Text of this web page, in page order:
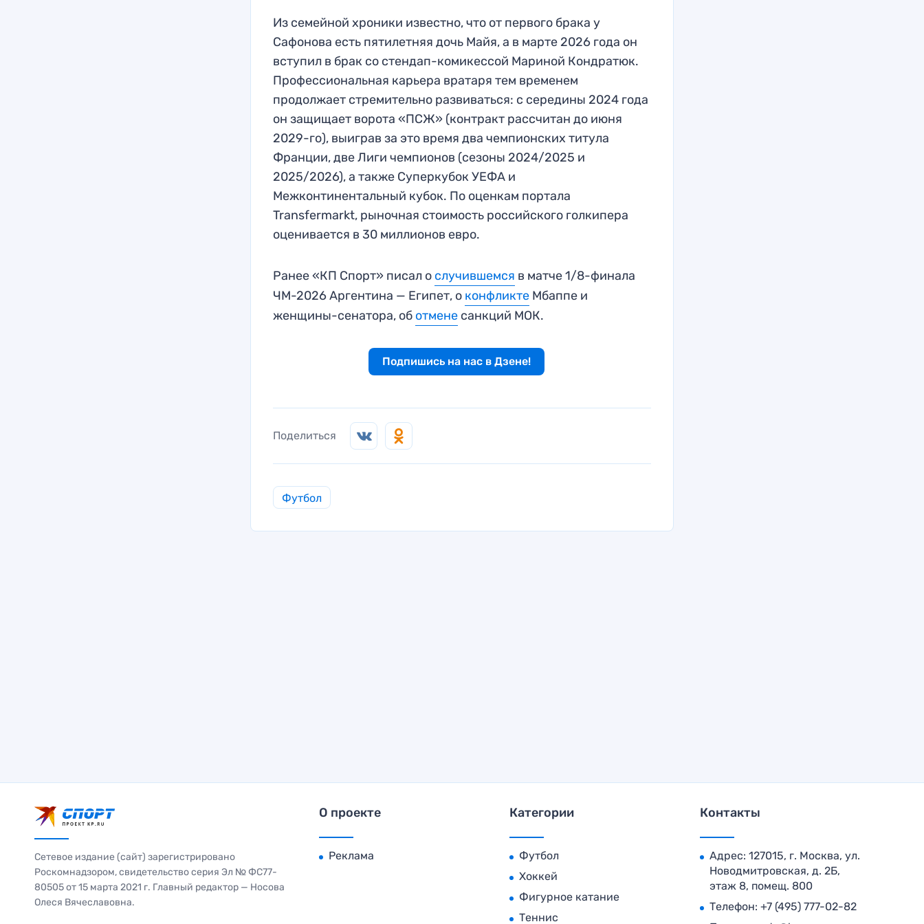
Из семейной хроники известно, что от первого брака у
Сафонова есть пятилетняя дочь Майя, а в марте 2026 года он
вступил в брак со стендап-комикессой Мариной Кондратюк.
Профессиональная карьера вратаря тем временем
продолжает стремительно развиваться: с середины 2024 года
он защищает ворота «ПСЖ» (контракт рассчитан до июня
2029-го), выиграв за это время два чемпионских титула
Франции, две Лиги чемпионов (сезоны 2024/2025 и
2025/2026), а также Суперкубок УЕФА и
Межконтинентальный кубок. По оценкам портала
Transfermarkt, рыночная стоимость российского голкипера
оценивается в 30 миллионов евро.
Ранее «КП Спорт» писал о случившемся в матче 1/8-финала
ЧМ-2026 Аргентина — Египет, о конфликте Мбаппе и
женщины-сенатора, об отмене санкций МОК.
Подпишись на нас в Дзене!
Поделиться
Футбол
Сетевое издание (сайт) зарегистрировано
Роскомнадзором, свидетельство серия Эл № ФС77-
80505 от 15 марта 2021 г. Главный редактор — Носова
Олеся Вячеславовна.
О проекте
Реклама
Категории
Футбол
Хоккей
Фигурное катание
Теннис
Контакты
Адрес: 127015, г. Москва, ул.
Новодмитровская, д. 2Б,
этаж 8, помещ. 800
Телефон: +7 (495) 777-02-82